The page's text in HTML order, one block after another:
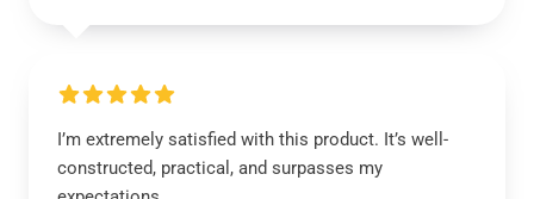
I’m extremely satisfied with this product. It’s well-
constructed, practical, and surpasses my